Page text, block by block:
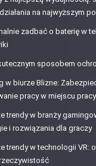
na najwyższym
zadbać o baterię w
sposobem
w biurze Blizne:
pracy w miejscu pracy
trendy w branży
i rozwiązania dla graczy
trendy w technologii VR: